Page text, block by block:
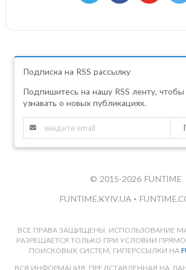
Подписка на RSS рассылку
Подпишитесь на нашу RSS ленту,
узнавать о новых публикациях.
© 2015-2026 FUNTIME
FUNTIME.KYIV.UA •
ВСЕ ПРАВА ЗАЩИЩЕНЫ. ИСПОЛЬЗОВАНИЕ
РАЗРЕШАЕТСЯ ТОЛЬКО ПРИ УСЛОВИИ
ПОИСКОВЫХ СИСТЕМ, ГИПЕРССЫЛКИ НА
ВСЯ ИНФОРМАЦИЯ, ПРЕДСТАВЛЕННАЯ НА